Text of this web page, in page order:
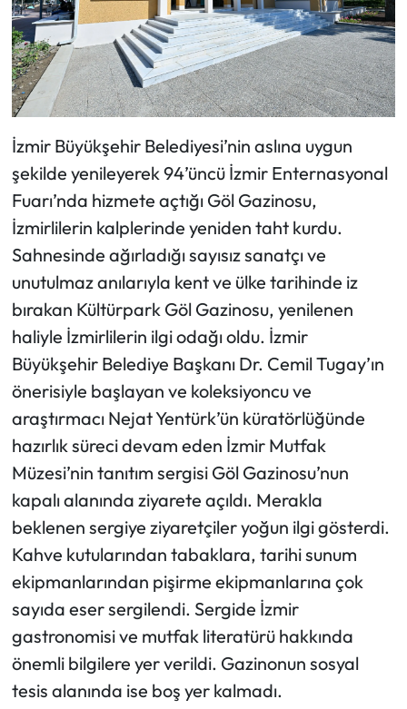
İzmir Büyükşehir Belediyesi’nin aslına uygun
şekilde yenileyerek 94’üncü İzmir Enternasyonal
Fuarı’nda hizmete açtığı Göl Gazinosu,
İzmirlilerin kalplerinde yeniden taht kurdu.
Sahnesinde ağırladığı sayısız sanatçı ve
unutulmaz anılarıyla kent ve ülke tarihinde iz
bırakan Kültürpark Göl Gazinosu, yenilenen
haliyle İzmirlilerin ilgi odağı oldu. İzmir
Büyükşehir Belediye Başkanı Dr. Cemil Tugay’ın
önerisiyle başlayan ve koleksiyoncu ve
araştırmacı Nejat Yentürk’ün küratörlüğünde
hazırlık süreci devam eden İzmir Mutfak
Müzesi’nin tanıtım sergisi Göl Gazinosu’nun
kapalı alanında ziyarete açıldı. Merakla
beklenen sergiye ziyaretçiler yoğun ilgi gösterdi.
Kahve kutularından tabaklara, tarihi sunum
ekipmanlarından pişirme ekipmanlarına çok
sayıda eser sergilendi. Sergide İzmir
gastronomisi ve mutfak literatürü hakkında
önemli bilgilere yer verildi. Gazinonun sosyal
tesis alanında ise boş yer kalmadı.